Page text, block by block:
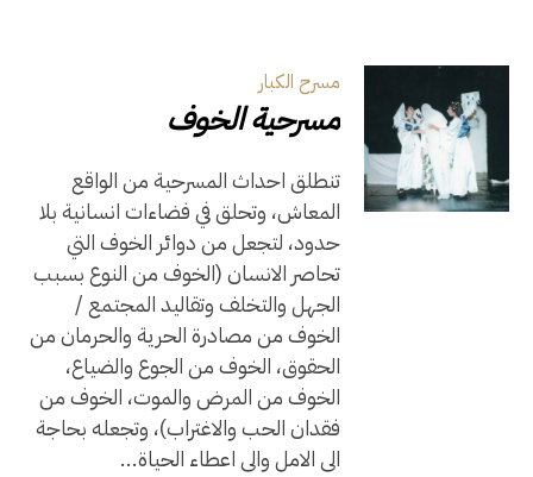
مسرح الكبار
مسرحية الخوف
تنطلق احداث المسرحية من الواقع
المعاش، وتحلق في فضاءات انسانية بلا
حدود، لتجعل من دوائر الخوف التي
تحاصر الانسان (الخوف من النوع بسبب
الجهل والتخلف وتقاليد المجتمع /
الخوف من مصادرة الحرية والحرمان من
الحقوق، الخوف من الجوع والضياع،
الخوف من المرض والموت، الخوف من
فقدان الحب والاغتراب)، وتجعله بحاجة
الى الامل والى اعطاء الحياة...